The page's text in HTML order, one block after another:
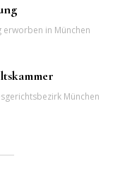
in München
München